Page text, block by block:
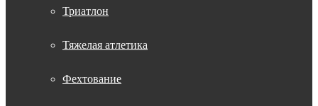
Триатлон
Тяжелая атлетика
Фехтование